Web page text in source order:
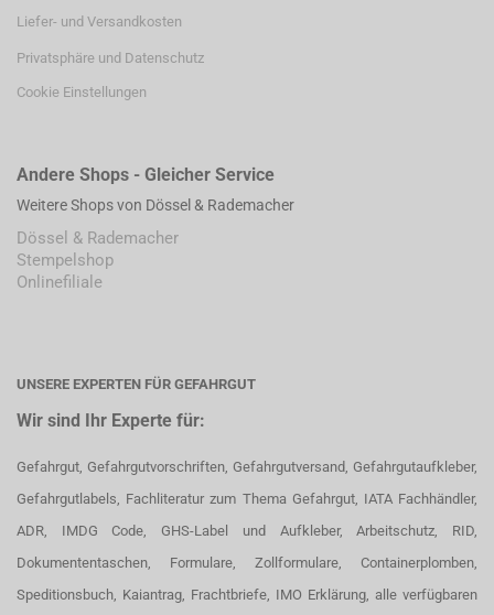
Liefer- und Versandkosten
Privatsphäre und Datenschutz
Cookie Einstellungen
Andere Shops - Gleicher Service
Weitere Shops von Dössel & Rademacher
Dössel & Rademacher
Stempelshop
Onlinefiliale
UNSERE EXPERTEN FÜR GEFAHRGUT
Wir sind Ihr Experte für:
Gefahrgut, Gefahrgutvorschriften, Gefahrgutversand, Gefahrgutaufkleber,
Gefahrgutlabels, Fachliteratur zum Thema Gefahrgut, IATA Fachhändler,
ADR, IMDG Code, GHS-Label und Aufkleber, Arbeitschutz, RID,
Dokumententaschen, Formulare, Zollformulare, Containerplomben,
Speditionsbuch, Kaiantrag, Frachtbriefe, IMO Erklärung, alle verfügbaren